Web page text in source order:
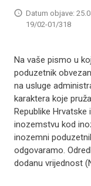
Datum objave:
19/02-01/318
Na vaše pismo u
poduzetnik
na usluge
karaktera koje
Republike
inozemstvu kod
inozemni
odgovaramo.
dodanu vrijednost